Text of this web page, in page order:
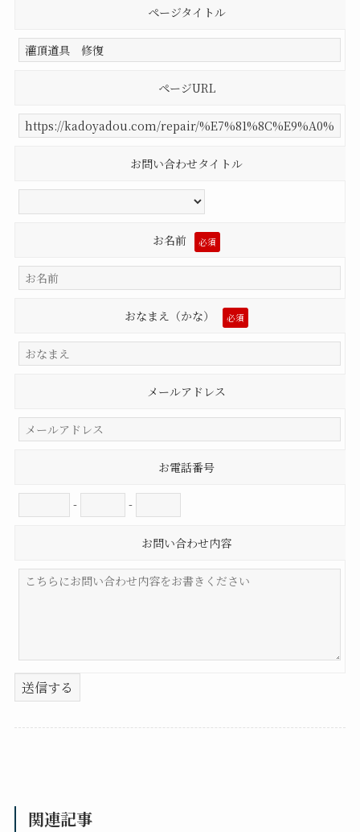
ページタイトル
ページURL
お問い合わせタイトル
お名前 必須
おなまえ（かな） 必須
メールアドレス
お電話番号
- -
お問い合わせ内容
送信する
関連記事